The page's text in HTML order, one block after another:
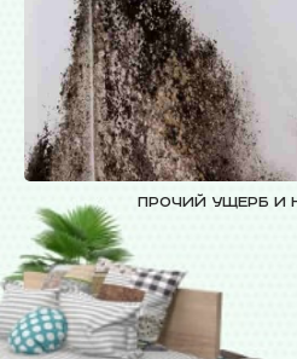
Прочий ущерб и